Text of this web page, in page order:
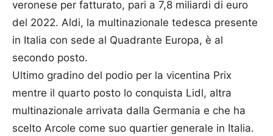
veronese per fatturato, pari a 7,8 miliardi di euro
del 2022. Aldi, la multinazionale tedesca presente
in Italia con sede al Quadrante Europa, è al
secondo posto.
Ultimo gradino del podio per la vicentina Prix
mentre il quarto posto lo conquista Lidl, altra
multinazionale arrivata dalla Germania e che ha
scelto Arcole come suo quartier generale in Italia.